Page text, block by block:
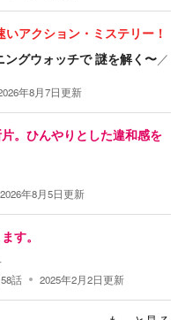
アクション・ミステリー！
グウォッチで 謎を解く〜／
年8月7日更新
。ひんやりとした違和感を
2026年8月5日更新
す。
58話 2025年2月2日更新